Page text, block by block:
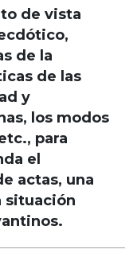
de vista
de la
de las
y
los modos
para
el
actas, una
situación